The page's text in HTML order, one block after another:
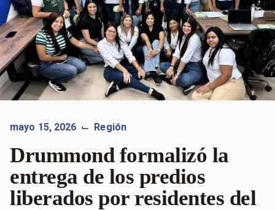
mayo 15, 2026 ⌙ Región
Drummond formalizó la
entrega de los predios
liberados por residentes del